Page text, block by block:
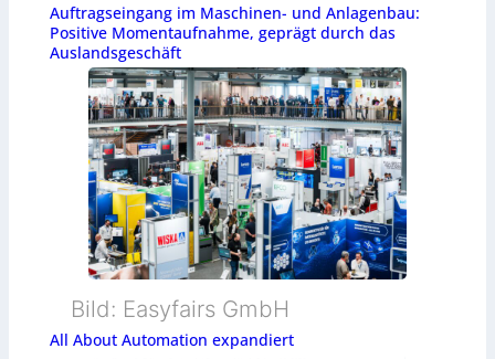
Auftragseingang im Maschinen- und Anlagenbau:
Positive Momentaufnahme, geprägt durch das
Auslandsgeschäft
Bild: Easyfairs GmbH
All About Automation expandiert